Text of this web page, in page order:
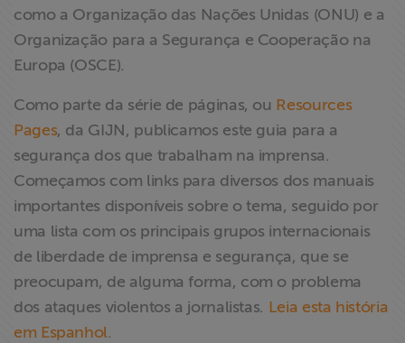
como a Organização das Nações Unidas (ONU) e a
Organização para a Segurança e Cooperação na
Europa (OSCE).
Como parte da série de páginas, ou Resources
Pages, da GIJN, publicamos este guia para a
segurança dos que trabalham na imprensa.
Começamos com links para diversos dos manuais
importantes disponíveis sobre o tema, seguido por
uma lista com os principais grupos internacionais
de liberdade de imprensa e segurança, que se
preocupam, de alguma forma, com o problema
dos ataques violentos a jornalistas. Leia esta história
em Espanhol.